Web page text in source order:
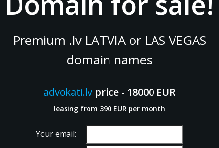
Premium .lv LATVIA or LAS VEGAS
domain names
advokati.lv price - 18000 EUR
leasing from 390 EUR per month
Your email: